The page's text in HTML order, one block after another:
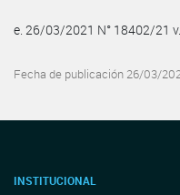
e. 26/03/2021 N° 18402/21
Fecha de publicación 26/03/
INSTITUCIONAL